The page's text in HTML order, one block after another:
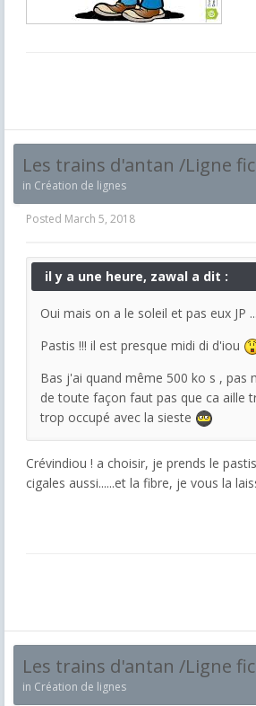
Les trains d'antan /Ligne
in Création de lignes
Posted March 5, 2018
il y a une heure, zawal a dit :
Oui mais on a le soleil et pas eux JP
Pastis !!! il est presque midi di d'iou
Bas j'ai quand même 500 ko s , pas
de toute façon faut pas que ca aille
trop occupé avec la sieste
Crévindiou ! a choisir, je prends le
cigales aussi......et la fibre, je vous la
Les trains d'antan /Ligne
in Création de lignes